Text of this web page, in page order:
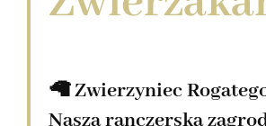
🦙 Zwierzyniec
Nasza ranczerska